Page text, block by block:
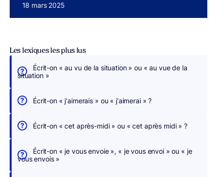
Publié le
18 mars 2025
É
r
i
v
e
s
Les lexiques les plus lus
Écrit-on « au vu de la situation » ou « au vue de la
situation »
Écrit-on « j’aimerais » ou « j’aimerai » ?
Écrit-on « cet après-midi » ou « cet après midi » ?
Écrit-on « je vous envoie », « je vous envoi » ou « je
vous envois »